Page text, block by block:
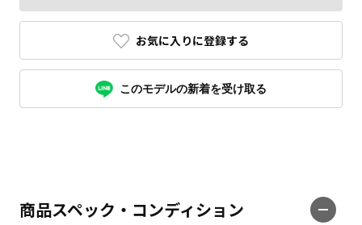
お気に入りに登録する
このモデルの新着を受け取る
商品スペック・コンディション